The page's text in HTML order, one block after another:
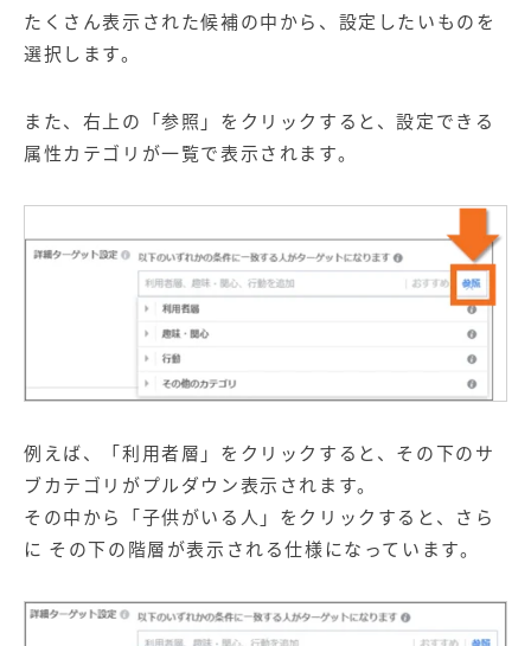
たくさん表示された候補の中から、設定したいものを
選択します。
また、右上の「参照」をクリックすると、設定できる
属性カテゴリが一覧で表示されます。
例えば、「利用者層」をクリックすると、その下のサ
ブカテゴリがプルダウン表示されます。
その中から「子供がいる人」をクリックすると、さら
に その下の階層が表示される仕様になっています。